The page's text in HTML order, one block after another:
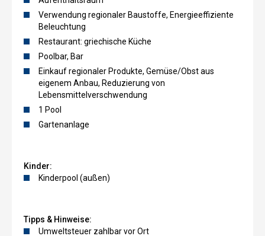
Verwendung regionaler Baustoffe, Energieeffiziente
Beleuchtung
Restaurant: griechische Küche
Poolbar, Bar
Einkauf regionaler Produkte, Gemüse/Obst aus
eigenem Anbau, Reduzierung von
Lebensmittelverschwendung
1 Pool
Gartenanlage
Kinder:
Kinderpool (außen)
Tipps & Hinweise:
Umweltsteuer zahlbar vor Ort